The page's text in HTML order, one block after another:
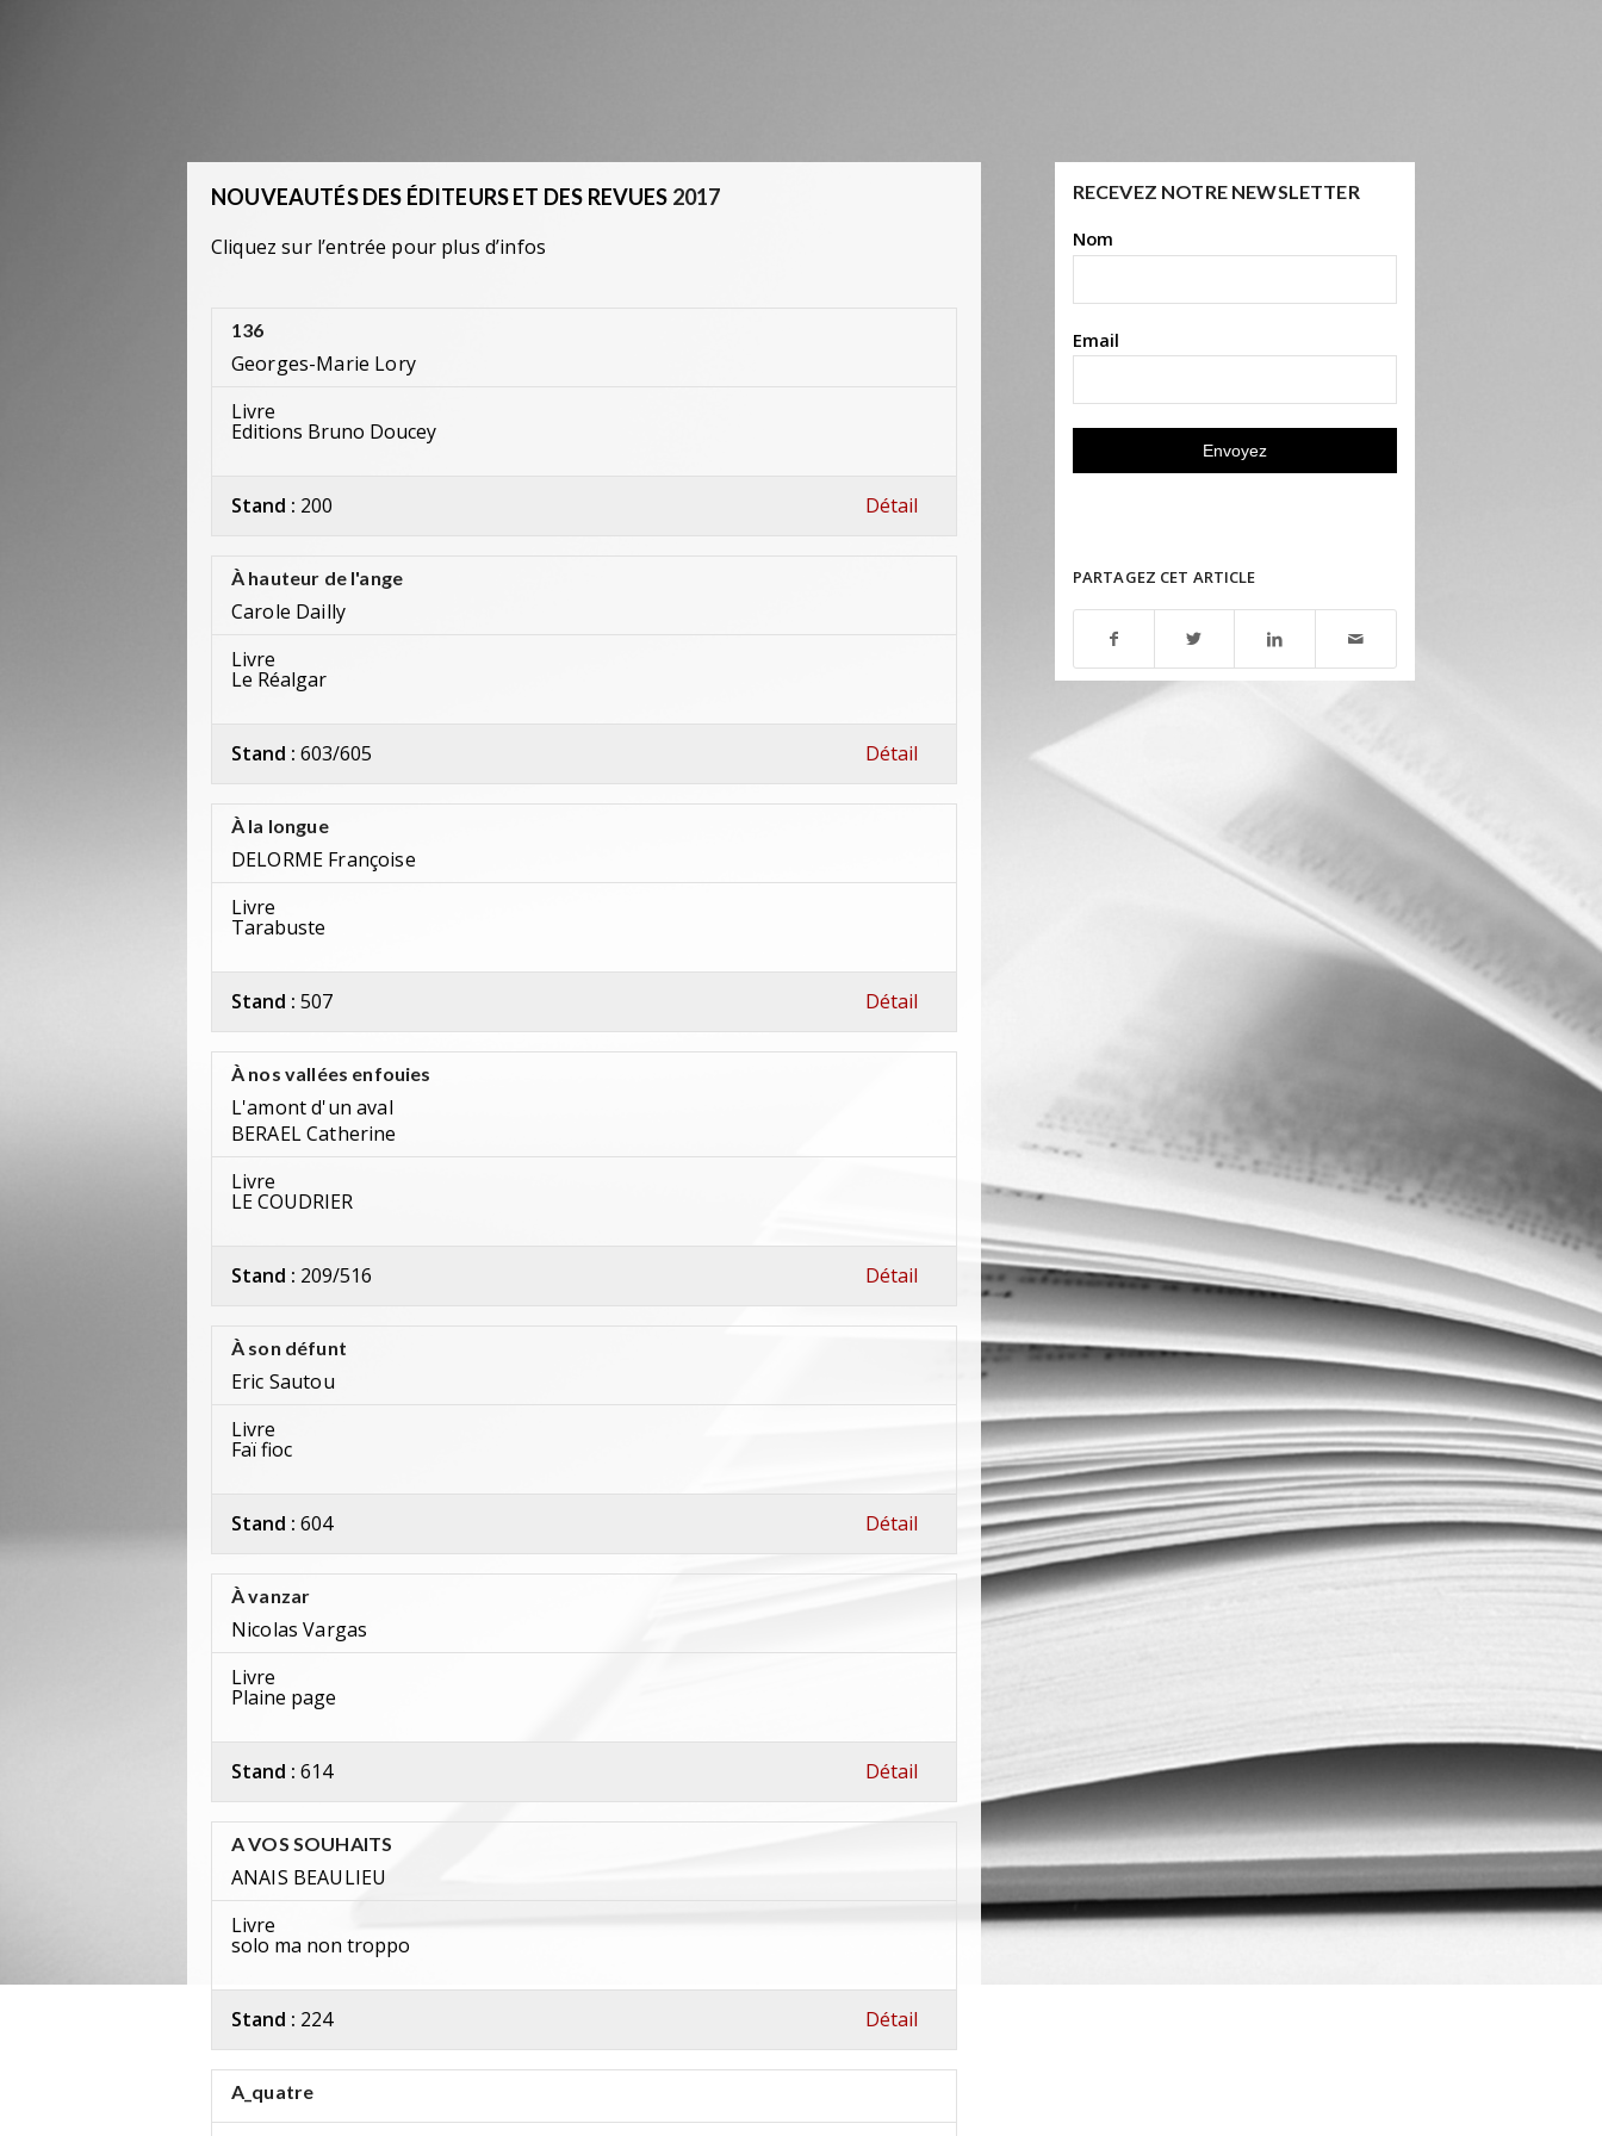
NOUVEAUTÉS DES ÉDITEURS ET DES REVUES 2017
Cliquez sur l’entrée pour plus d’infos
136
Georges-Marie Lory
Livre
Editions Bruno Doucey
Stand : 200 Détail
À hauteur de l'ange
Carole Dailly
Livre
Le Réalgar
Stand : 603/605 Détail
À la longue
DELORME Françoise
Livre
Tarabuste
Stand : 507 Détail
À nos vallées enfouies
L'amont d'un aval
BERAEL Catherine
Livre
LE COUDRIER
Stand : 209/516 Détail
À son défunt
Eric Sautou
Livre
Faï fioc
Stand : 604 Détail
À vanzar
Nicolas Vargas
Livre
Plaine page
Stand : 614 Détail
A VOS SOUHAITS
ANAIS BEAULIEU
Livre
solo ma non troppo
Stand : 224 Détail
A_quatre
RECEVEZ NOTRE NEWSLETTER
Nom
Email
PARTAGEZ CET ARTICLE